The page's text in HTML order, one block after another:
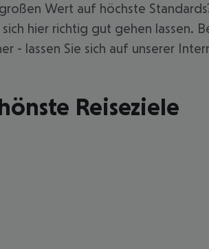
Wert auf höchste
hier richtig gut gehen lassen.
- lassen Sie sich auf unserer
Reiseziele